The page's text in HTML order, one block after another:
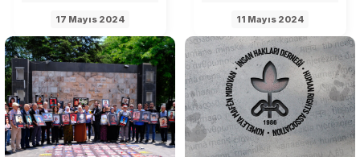
17 Mayıs 2024 11 Mayıs 2024